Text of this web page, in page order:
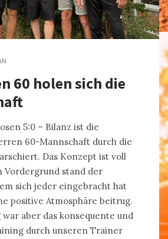
60 holen sich die
5:0 – Bilanz ist die
60-Mannschaft durch die
Das Konzept ist voll
Vordergrund stand der
sich jeder eingebracht hat
positive Atmosphäre beitrug.
war aber das konsequente und
durch unseren Trainer